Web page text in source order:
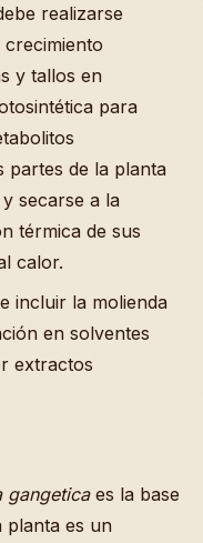
realizarse
y tallos en
para
partes de la planta
secarse a la
térmica de sus
calor.
incluir la molienda
en solventes
extractos
gangeticaes la base
planta es un